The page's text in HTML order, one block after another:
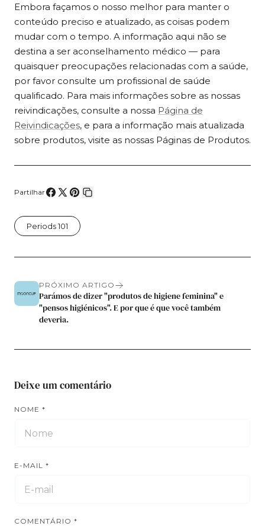
Embora façamos o nosso melhor para manter o
conteúdo preciso e atualizado, as coisas podem
mudar com o tempo. A informação aqui não se
destina a ser aconselhamento médico — para
quaisquer preocupações relacionadas com a saúde,
por favor consulte um profissional de saúde
qualificado. Para mais informações sobre as nossas
reivindicações, consulte a nossa Página de
Reivindicações, e para a informação mais atualizada
sobre produtos, visite as nossas Páginas de Produtos.
Partilhar
no
Facebook
no
X
no
Pinterest
Periods 101
PRÓXIMO ARTIGO
Parámos de dizer "produtos de higiene feminina" e
"pensos higiénicos". E por que é que você também
deveria.
Deixe um comentário
NOME *
E-MAIL *
COMENTÁRIO *